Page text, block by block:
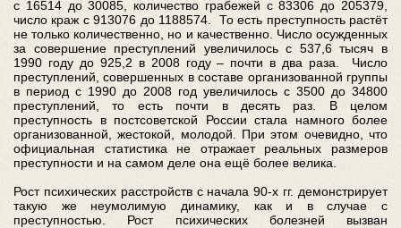
с 16514 до 30085, количество грабежей с 83306 до 205379,
число краж с 913076 до 1188574. То есть преступность растёт
не только количественно, но и качественно. Число осужденных
за совершение преступлений увеличилось с 537,6 тысяч в
1990 году до 925,2 в 2008 году – почти в два раза. Число
преступлений, совершенных в составе организованной группы
в период с 1990 до 2008 год увеличилось с 3500 до 34800
преступлений, то есть почти в десять раз. В целом
преступность в постсоветской России стала намного более
организованной, жестокой, молодой. При этом очевидно, что
официальная статистика не отражает реальных размеров
преступности и на самом деле она ещё более велика.
Рост психических расстройств с начала 90-х гг. демонстрирует
такую же неумолимую динамику, как и в случае с
преступностью. Рост психических болезней вызван